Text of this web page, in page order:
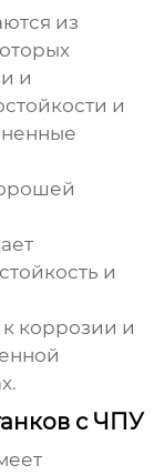
из
и
и
и
коррозии и
с ЧПУ